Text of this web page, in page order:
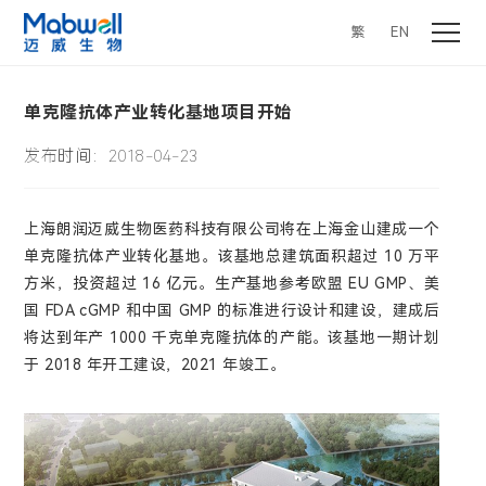
繁 EN
单克隆抗体产业转化基地项目开始
发布时间：2018-04-23
上海朗润迈威生物医药科技有限公司将在上海金山建成一个
单克隆抗体产业转化基地。该基地总建筑面积超过 10 万平
方米，投资超过 16 亿元。生产基地参考欧盟 EU GMP、美
国 FDA cGMP 和中国 GMP 的标准进行设计和建设，建成后
将达到年产 1000 千克单克隆抗体的产能。该基地一期计划
于 2018 年开工建设，2021 年竣工。